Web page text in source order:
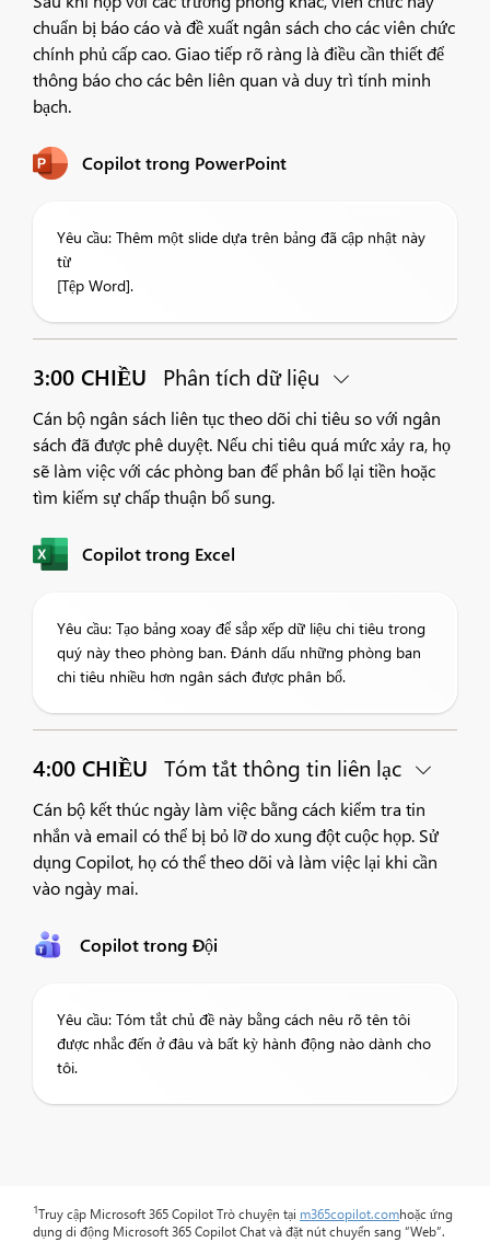
chuẩn bị báo cáo và đề xuất ngân sách cho các viên chức
chính phủ cấp cao. Giao tiếp rõ ràng là điều cần thiết để
thông báo cho các bên liên quan và duy trì tính minh
bạch.
Copilot trong PowerPoint
Yêu cầu: Thêm một slide dựa trên bảng đã cập nhật này
từ
[Tệp Word].
3:00 CHIỀU Phân tích dữ liệu
Cán bộ ngân sách liên tục theo dõi chi tiêu so với ngân
sách đã được phê duyệt. Nếu chi tiêu quá mức xảy ra, họ
sẽ làm việc với các phòng ban để phân bổ lại tiền hoặc
tìm kiếm sự chấp thuận bổ sung.
Copilot trong Excel
Yêu cầu: Tạo bảng xoay để sắp xếp dữ liệu chi tiêu trong
quý này theo phòng ban. Đánh dấu những phòng ban
chi tiêu nhiều hơn ngân sách được phân bổ.
4:00 CHIỀU Tóm tắt thông tin liên lạc
Cán bộ kết thúc ngày làm việc bằng cách kiểm tra tin
nhắn và email có thể bị bỏ lỡ do xung đột cuộc họp. Sử
dụng Copilot, họ có thể theo dõi và làm việc lại khi cần
vào ngày mai.
Copilot trong Đội
Yêu cầu: Tóm tắt chủ đề này bằng cách nêu rõ tên tôi
được nhắc đến ở đâu và bất kỳ hành động nào dành cho
tôi.
1Truy cập Microsoft 365 Copilot Trò chuyện tại m365copilot.comhoặc ứng
dụng di động Microsoft 365 Copilot Chat và đặt nút chuyển sang “Web”.